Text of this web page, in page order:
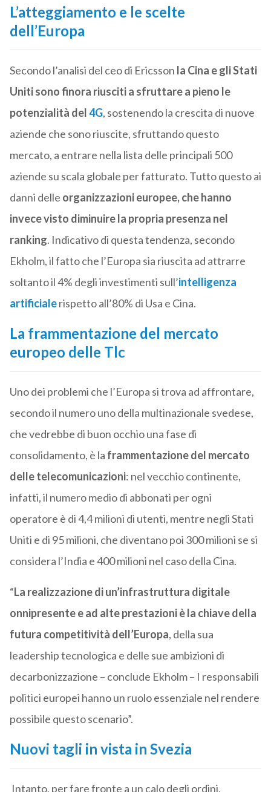
L’atteggiamento e le scelte
dell’Europa
Secondo l’analisi del ceo di Ericsson la Cina e gli Stati
Uniti sono finora riusciti a sfruttare a pieno le
potenzialità del4G, sostenendo la crescita di nuove
aziende che sono riuscite, sfruttando questo
mercato, a entrare nella lista delle principali 500
aziende su scala globale per fatturato. Tutto questo ai
danni delle organizzazioni europee, che hanno
invece visto diminuire la propria presenza nel
ranking. Indicativo di questa tendenza, secondo
Ekholm, il fatto che l’Europa sia riuscita ad attrarre
soltanto il 4% degli investimenti sull’intelligenza
artificialerispetto all’80% di Usa e Cina.
La frammentazione del mercato
europeo delle Tlc
Uno dei problemi che l’Europa si trova ad affrontare,
secondo il numero uno della multinazionale svedese,
che vedrebbe di buon occhio una fase di
consolidamento, è la frammentazione del mercato
delle telecomunicazioni: nel vecchio continente,
infatti, il numero medio di abbonati per ogni
operatore è di 4,4 milioni di utenti, mentre negli Stati
Uniti e di 95 milioni, che diventano poi 300 milioni se si
considera l’India e 400 milioni nel caso della Cina.
“La realizzazione di un’infrastruttura digitale
onnipresente e ad alte prestazioni è la chiave della
futura competitività dell’Europa, della sua
leadership tecnologica e delle sue ambizioni di
decarbonizzazione – conclude Ekholm – I responsabili
politici europei hanno un ruolo essenziale nel rendere
possibile questo scenario”.
Nuovi tagli in vista in Svezia
Intanto, per fare fronte a un calo degli ordini,